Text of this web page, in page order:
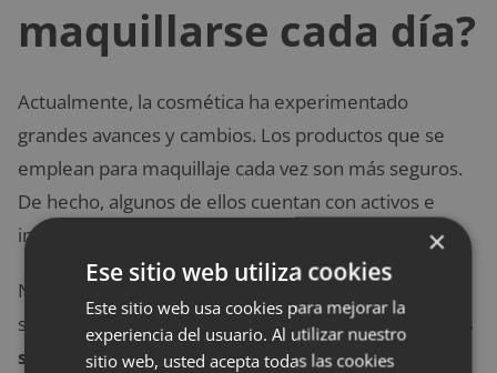
maquillarse cada día?
Actualmente, la cosmética ha experimentado
grandes avances y cambios. Los productos que se
emplean para maquillaje cada vez son más seguros.
De hecho, algunos de ellos cuentan con activos e
ingredientes beneficiosos para el cutis.
No obstante, resulta sumamente importante que
sepamos escoger los más adecuados, puesto que l
as
sustancias químicas pueden llegar a causar
×
Ese sitio web utiliza cookies
Este sitio web usa cookies para mejorar la
experiencia del usuario. Al utilizar nuestro
sitio web, usted acepta todas las cookies